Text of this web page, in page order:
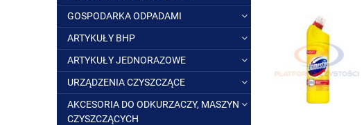
GOSPODARKA ODPADAMI
ARTYKUŁY BHP
ARTYKUŁY JEDNORAZOWE
URZĄDZENIA CZYSZCZĄCE
AKCESORIA DO ODKURZACZY, MASZYN
CZYSZCZĄCYCH